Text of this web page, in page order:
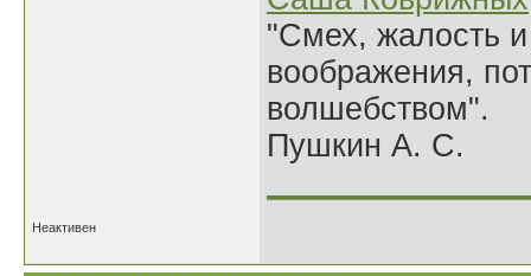
"Смех, жалость
воображения,
волшебством".
Пушкин А. С.
Неактивен